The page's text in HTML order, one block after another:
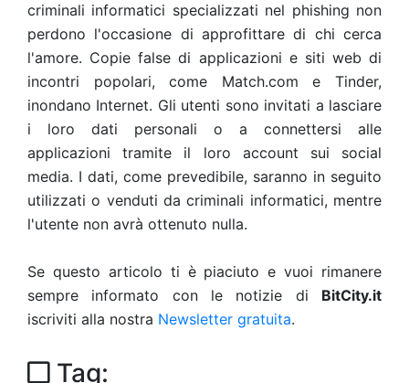
criminali informatici specializzati nel phishing non
perdono l'occasione di approfittare di chi cerca
l'amore. Copie false di applicazioni e siti web di
incontri popolari, come Match.com e Tinder,
inondano Internet. Gli utenti sono invitati a lasciare
i loro dati personali o a connettersi alle
applicazioni tramite il loro account sui social
media. I dati, come prevedibile, saranno in seguito
utilizzati o venduti da criminali informatici, mentre
l'utente non avrà ottenuto nulla.
Se questo articolo ti è piaciuto e vuoi rimanere
sempre informato con le notizie di BitCity.it
iscriviti alla nostra Newsletter gratuita.
Tag: